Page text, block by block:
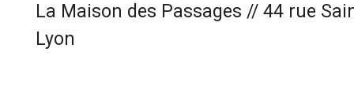
La Maison des Passages // 44 rue
Lyon